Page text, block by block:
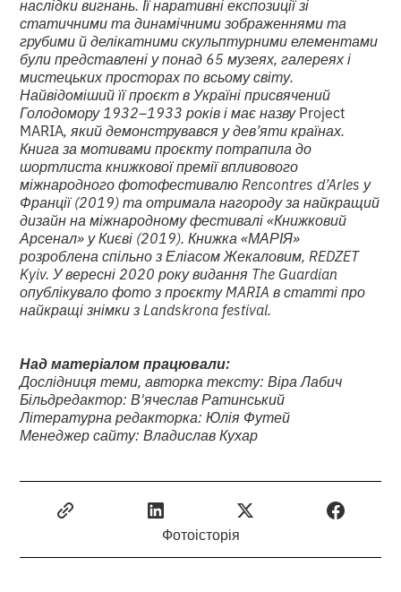
наслідки вигнань. Її наративні експозиції зі
статичними та динамічними зображеннями та
грубими й делікатними скульптурними елементами
були представлені у понад 65 музеях, галереях і
мистецьких просторах по всьому світу.
Найвідоміший її проєкт в Україні присвячений
Голодомору 1932–1933 років і має назвуProject
MARIA, який демонструвався у дев’яти країнах.
Книга за мотивами проєкту потрапила до
шортлиста книжкової премії впливового
міжнародного фотофестивалю Rencontres d’Arles у
Франції (2019) та отримала нагороду за найкращий
дизайн на міжнародному фестивалі «Книжковий
Арсенал» у Києві (2019). Книжка «МАРІЯ»
розроблена спільно з Еліасом Жекаловим, REDZET
Kyiv. У вересні 2020 року видання The Guardian
опублікувало фото з проєкту MARIA в статті про
найкращі знімки з Landskrona festival.
Над матеріалом працювали:
Дослідниця теми, авторка тексту: Віра Лабич
Більдредактор: В'ячеслав Ратинський
Літературна редакторка: Юлія Футей
Менеджер сайту: Владислав Кухар
Фотоісторія